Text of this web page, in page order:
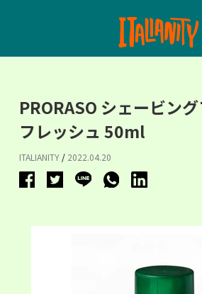
PRORASO シェービン
フレッシュ 50ml
ITALIANITY / 2022.04.20